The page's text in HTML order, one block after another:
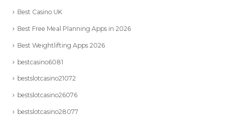
Best Casino UK
Best Free Meal Planning Apps in 2026
Best Weightlifting Apps 2026
bestcasino6081
bestslotcasino21072
bestslotcasino26076
bestslotcasino28077